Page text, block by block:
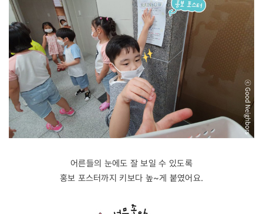
어른들의 눈에도 잘 보일 수 있도록
홍보 포스터까지 키보다 높~게 붙였어요.